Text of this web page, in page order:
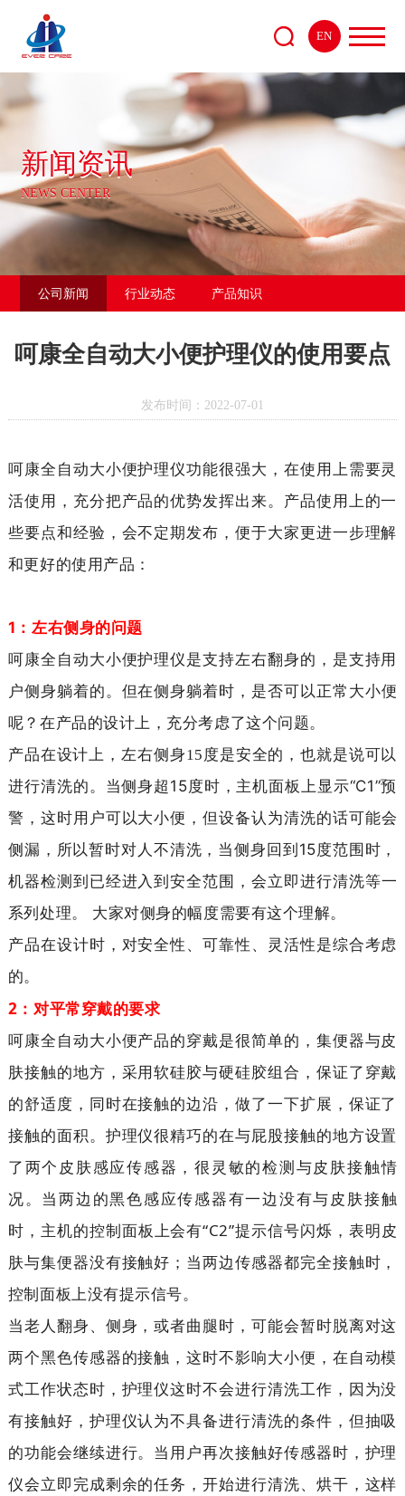
EN
新闻资讯
NEWS CENTER
公司新闻 行业动态 产品知识
呵康全自动大小便护理仪的使用要点
发布时间：2022-07-01
呵康全自动大小便护理仪功能很强大，在使用上需要灵
活使用，充分把产品的优势发挥出来。产品使用上的一
些要点和经验，会不定期发布，便于大家更进一步理解
和更好的使用产品：
1：左右侧身的问题
呵康全自动大小便护理仪是支持左右翻身的，是支持用
户侧身躺着的。但在侧身躺着时，是否可以正常大小便
呢？在产品的设计上，充分考虑了这个问题。
产品在设计上，左右侧身15度是安全的，也就是说可以
进行清洗的。当侧身超 15度时，主机面板上显示“C1”预
警，这时用户可以大小便，但设备认为清洗的话可能会
侧漏，所以暂时对人不清洗，当侧身回到15度范围时，
机器检测到 已经进入到安全范围，会立即进行清洗等一
系列处理。
大家对侧身的幅度需要有这个理解。
产品在设计时，对安全性、可靠性、灵活性是综合考虑
的。
2：对平常穿戴的要求
呵康全自动大小便产品的穿戴是很简单的，集便器与皮
肤接触的地方，采用软硅胶与硬硅胶组合，保证了穿戴
的舒适度，同时在接触的边沿，做了一下扩展，保证了
接触的面积。护理仪很精巧的在与屁股接触的地方设置
了两个皮肤感应传感器，很灵敏的检测与皮肤接触情
况。当两边的黑色感应传感器有一边没有与皮肤接触
时，主机的控制面板上会有“C2”提示信号闪烁，表明皮
肤与集便器没有接触好；当两边传感器都完全接触时，
控制面板上没有提示信号。
当老人翻身、侧身，或者曲腿时，可能会暂时脱离对这
两个黑色传感器的接触，这时不影响大小便，在自动模
式工作状态时，护理仪这时不会进行清洗工作，因为没
有接触好，护理仪认为不具备进行清洗的条件，但抽吸
的功能会继续进行。当用户再次接触好传感器时，护理
仪会立即完成剩余的任务，开始进行清洗、烘干，这样